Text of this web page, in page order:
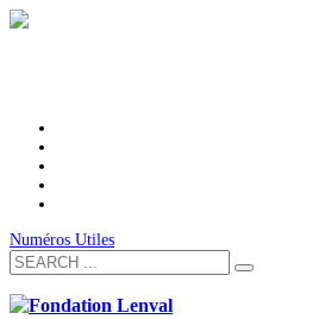
Numéros Utiles